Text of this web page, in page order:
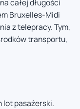
całej długości
Bruxelles-Midi
z telepracy. Tym,
transportu,
lot pasażerski.